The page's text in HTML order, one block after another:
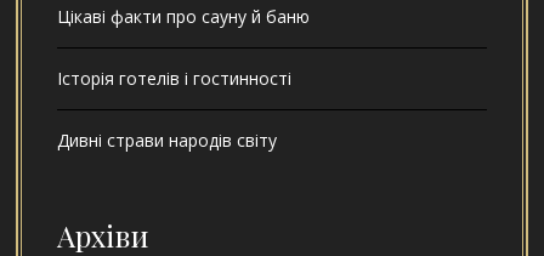
Цікаві факти про сауну й баню
Історія готелів і гостинності
Дивні страви народів світу
Архіви